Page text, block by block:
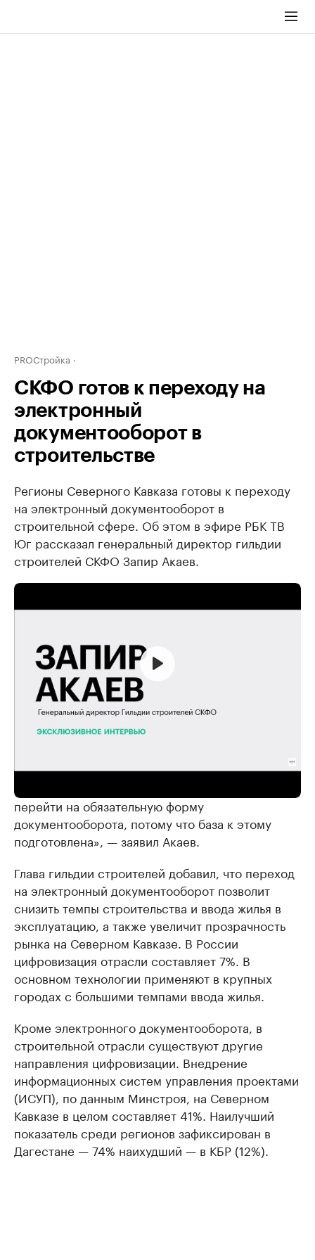
PROСтройка
СКФО готов к переходу на
электронный
документооборот в
строительстве
Регионы Северного Кавказа готовы к переходу
на электронный документооборот в
строительной сфере. Об этом в эфире РБК ТВ
Юг рассказал генеральный директор гильдии
строителей СКФО Запир Акаев.
«Если это будет обязательное требование,
перейти на обязательную форму
документооборота, потому что база к этому
подготовлена», — заявил Акаев.
Глава гильдии строителей добавил, что переход
на электронный документооборот позволит
снизить темпы строительства и ввода жилья в
эксплуатацию, а также увеличит прозрачность
рынка на Северном Кавказе. В России
цифровизация отрасли составляет 7%. В
основном технологии применяют в крупных
городах с большими темпами ввода жилья.
Кроме электронного документооборота, в
строительной отрасли существуют другие
направления цифровизации. Внедрение
информационных систем управления проектами
(ИСУП), по данным Минстроя, на Северном
Кавказе в целом составляет 41%. Наилучший
показатель среди регионов зафиксирован в
Дагестане — 74% наихудший — в КБР (12%).